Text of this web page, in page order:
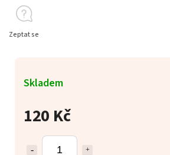
120 Kč
Skladem
Zeptat se